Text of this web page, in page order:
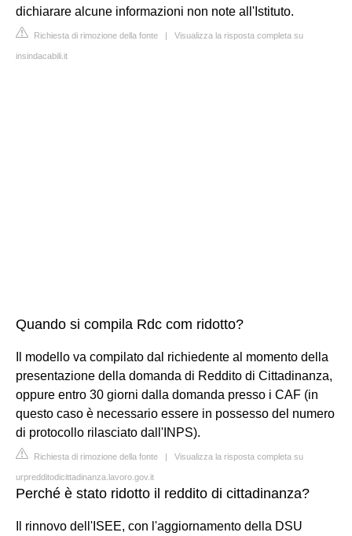
dichiarare alcune informazioni non note all'Istituto.
Richiesta di rimozione della fonte | Visualizza la risposta completa su
insindacabili.it
Quando si compila Rdc com ridotto?
Il modello va compilato dal richiedente al momento della
presentazione della domanda di Reddito di Cittadinanza,
oppure entro 30 giorni dalla domanda presso i CAF (in
questo caso è necessario essere in possesso del numero
di protocollo rilasciato dall'INPS).
Richiesta di rimozione della fonte | Visualizza la risposta completa su
urpredditodicittadinanza.lavoro.gov.it
Perché è stato ridotto il reddito di cittadinanza?
Il rinnovo dell'ISEE, con l'aggiornamento della DSU